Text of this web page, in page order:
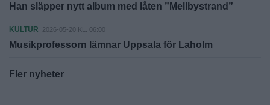
Han släpper nytt album med låten ”Mellbystrand”
KULTUR 2026-05-20 KL. 06:00
Musikprofessorn lämnar Uppsala för Laholm
Fler nyheter